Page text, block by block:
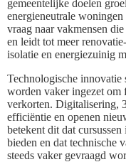
gemeentelijke doelen
energieneutrale
vraag naar vakmensen
en leidt tot meer
isolatie en energiezuinig
Technologische
worden vaker ingezet om
verkorten. Digitalisering,
efficiëntie en openen
betekent dit dat
bieden en dat technische
steeds vaker gevraagd